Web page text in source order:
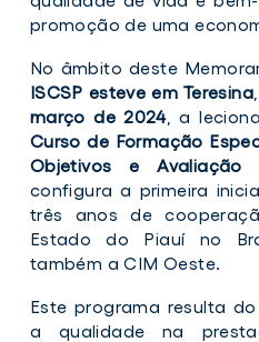
de
Formação
Especializada
-
Teresina,
promoção de uma
No âmbito deste
ISCSP esteve em Teresina
março de 2024, a
Curso de Formação
Objetivos e Avaliação
configura a primeira
três anos de
Estado do Piauí no
também a CIM Oeste.
Este programa resulta
a qualidade na